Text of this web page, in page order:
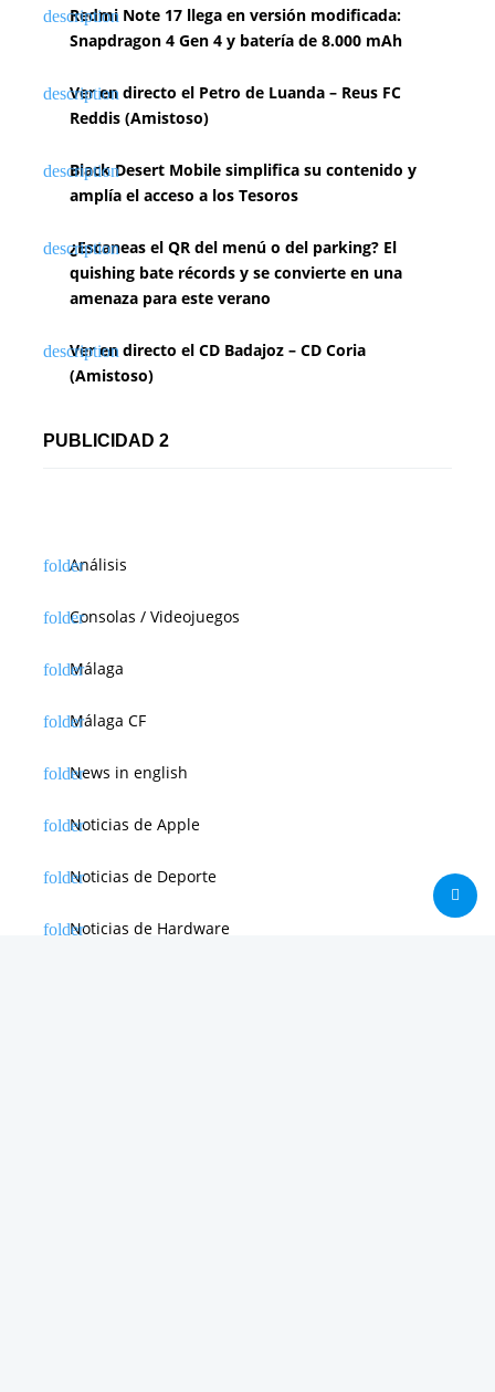
Redmi Note 17 llega en versión modificada:
Snapdragon 4 Gen 4 y batería de 8.000 mAh
Ver en directo el Petro de Luanda – Reus FC
Reddis (Amistoso)
Black Desert Mobile simplifica su contenido y
amplía el acceso a los Tesoros
¿Escaneas el QR del menú o del parking? El
quishing bate récords y se convierte en una
amenaza para este verano
Ver en directo el CD Badajoz – CD Coria
(Amistoso)
PUBLICIDAD 2
Análisis
Consolas / Videojuegos
Málaga
Málaga CF
News in english
Noticias de Apple
Noticias de Deporte
Noticias de Hardware